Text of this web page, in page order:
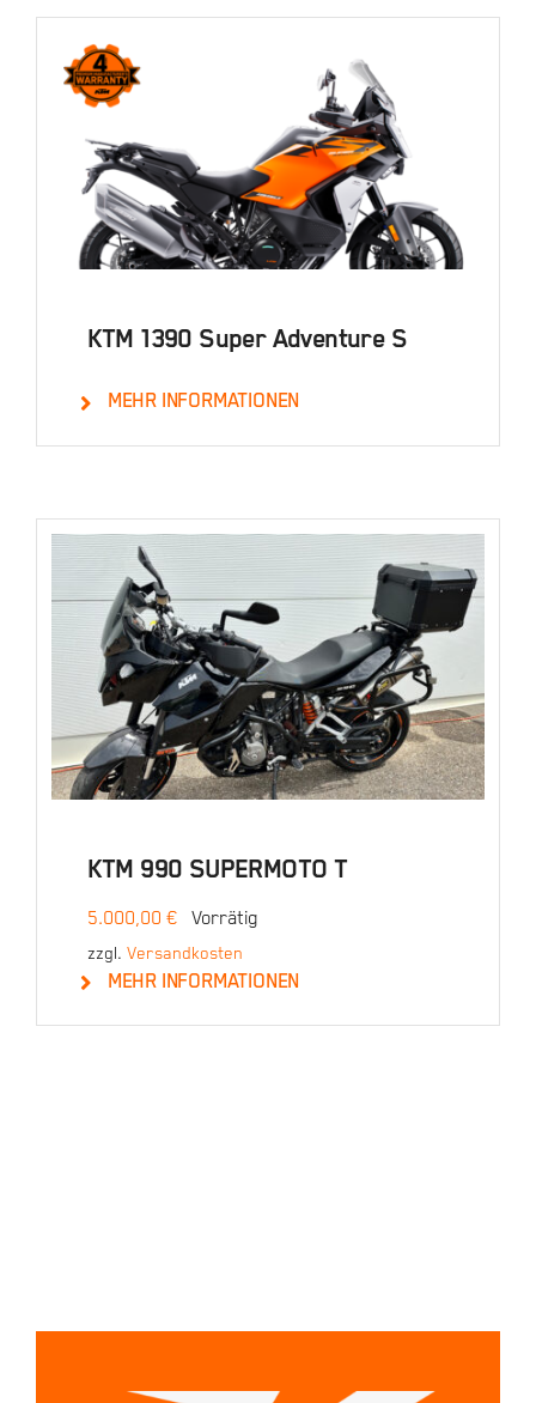
In den Warenkorb Details
KTM 1390 Super Adventure S
MEHR INFORMATIONEN
KTM 990 SUPERMOTO T
5.000,00 € Vorrätig
zzgl. Versandkosten
MEHR INFORMATIONEN